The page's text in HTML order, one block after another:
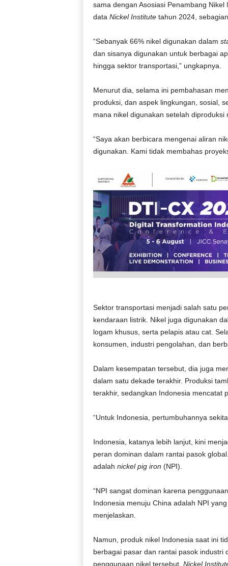
sama dengan Asosiasi Penambang
data Nickel Institutetahun 2024,
“Sebanyak 66% nikel digunakan dalam
dan sisanya digunakan untuk berbagai
hingga sektor transportasi,” ungkapnya.
Menurut dia, selama ini pembahasan
produksi, dan aspek lingkungan, sosial,
mana nikel digunakan setelah diproduksi
“Saya akan berbicara mengenai aliran
digunakan. Kami tidak membahas
Sektor transportasi menjadi salah satu
kendaraan listrik. Nikel juga digunakan
logam khusus, serta pelapis atau cat.
konsumen, industri pengolahan, dan
Dalam kesempatan tersebut, dia juga
dalam satu dekade terakhir. Produksi
terakhir, sedangkan Indonesia mencatat
“Untuk Indonesia, pertumbuhannya
Indonesia, katanya lebih lanjut, kini
peran dominan dalam rantai pasok
adalah nickel pig iron (NPI).
“NPI sangat dominan karena
Indonesia menuju China adalah NPI
menjelaskan.
Namun, produk nikel Indonesia saat ini
berbagai pasar dan rantai pasok industri
penggunaan nikel tersebut, Nickel